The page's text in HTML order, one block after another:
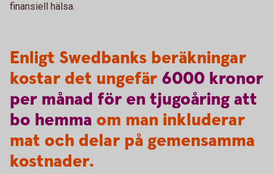
finansiell hälsa.
Enligt Swedbanks beräkningar
kostar det ungefär 6000 kronor
per månad för en tjugoåringatt
bo hemma om man inkluderar
mat och delar på gemensamma
kostnader.